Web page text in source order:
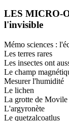
LES MICRO-
l'invisible
Mémo sciences :
Les terres rares
Les insectes ont
Le champ
Mesurer l'humidité
Le lichen
La grotte de Movile
L'argyronète
Le quetzalcoatlus